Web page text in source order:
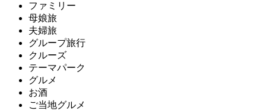
ファミリー
母娘旅
夫婦旅
グループ旅行
クルーズ
テーマパーク
グルメ
お酒
ご当地グルメ